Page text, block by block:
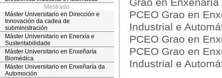
Mestrado
Máster Universitario en Dirección e
Innovación da cadea de
subministración
Máster Universitario en Enerxía e
Sustentabilidade
Máster Universitario en Enxeñaría
Biomédica
Máster Universitario en Enxeñaría da
Automoción
Grao en
PCEO Grao en
Industrial e
PCEO Grao en
PCEO Grao en
Industrial e